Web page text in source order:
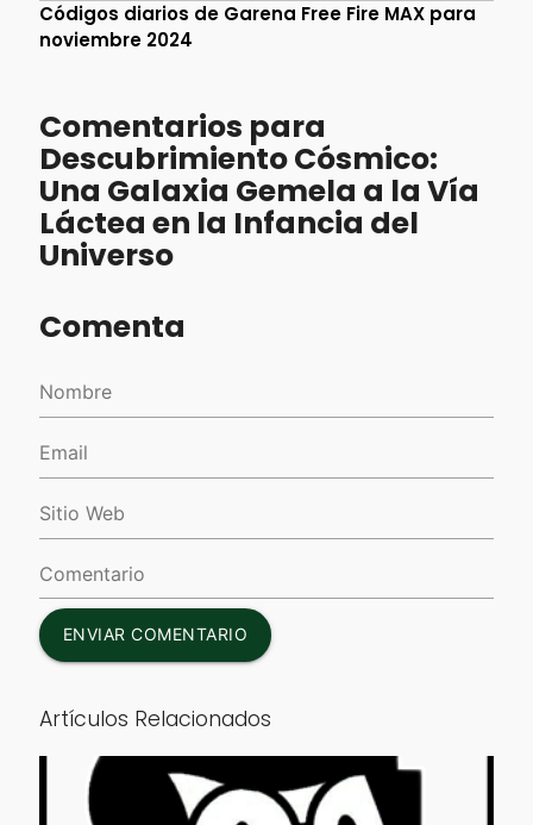
Códigos diarios de Garena Free Fire MAX para
noviembre 2024
Comentarios para
Descubrimiento Cósmico:
Una Galaxia Gemela a la Vía
Láctea en la Infancia del
Universo
Comenta
ENVIAR COMENTARIO
Artículos Relacionados